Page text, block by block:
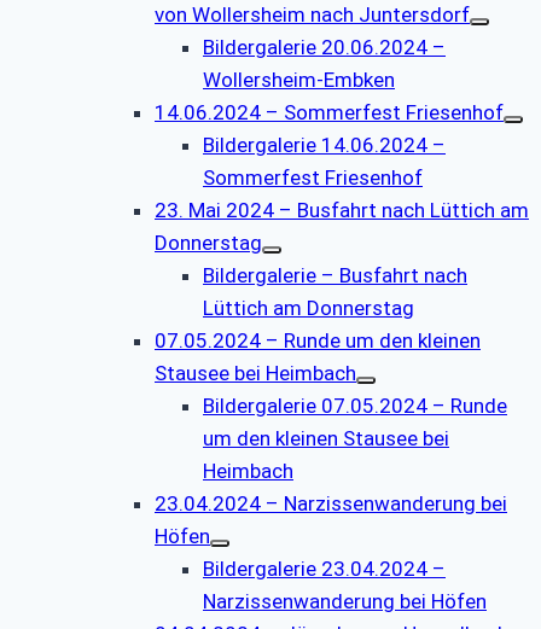
von Wollersheim nach Juntersdorf
Bildergalerie 20.06.2024 –
Wollersheim-Embken
14.06.2024 – Sommerfest Friesenhof
Bildergalerie 14.06.2024 –
Sommerfest Friesenhof
23. Mai 2024 – Busfahrt nach Lüttich am
Donnerstag
Bildergalerie – Busfahrt nach
Lüttich am Donnerstag
07.05.2024 – Runde um den kleinen
Stausee bei Heimbach
Bildergalerie 07.05.2024 – Runde
um den kleinen Stausee bei
Heimbach
23.04.2024 – Narzissenwanderung bei
Höfen
Bildergalerie 23.04.2024 –
Narzissenwanderung bei Höfen